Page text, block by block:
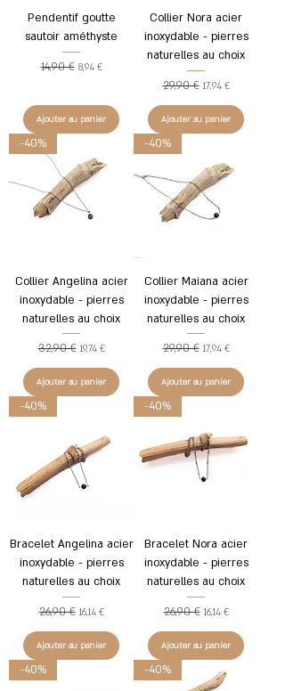
Pendentif goutte
sautoir améthyste
Prix original
14,90 € Prix promotionnel
8,94 €
Ajouter au panier
Collier Nora acier
inoxydable - pierres
naturelles au choix
Prix original
29,90 € Prix promotionnel
17,94 €
Ajouter au panier
-40%
Collier Angelina acier
inoxydable - pierres
naturelles au choix
Prix original
32,90 € Prix promotionnel
19,74 €
Ajouter au panier
-40%
Collier Maïana acier
inoxydable - pierres
naturelles au choix
Prix original
29,90 € Prix promotionnel
17,94 €
Ajouter au panier
-40%
Bracelet Angelina acier
inoxydable - pierres
naturelles au choix
Prix original
26,90 € Prix promotionnel
16,14 €
Ajouter au panier
-40%
Bracelet Nora acier
inoxydable - pierres
naturelles au choix
Prix original
26,90 € Prix promotionnel
16,14 €
Ajouter au panier
-40% -40%